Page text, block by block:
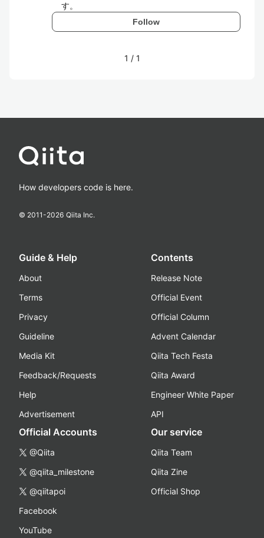
す。
Follow
1 / 1
How developers code is here.
© 2011-2026 Qiita Inc.
Guide & Help
About
Terms
Privacy
Guideline
Media Kit
Feedback/Requests
Help
Advertisement
Contents
Release Note
Official Event
Official Column
Advent Calendar
Qiita Tech Festa
Qiita Award
Engineer White Paper
API
Official Accounts
@Qiita
@qiita_milestone
@qiitapoi
Facebook
YouTube
Our service
Qiita Team
Qiita Zine
Official Shop